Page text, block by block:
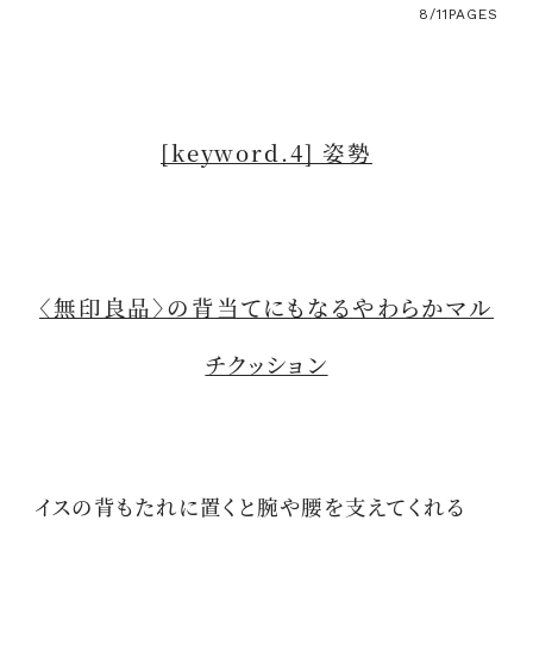
8/11 PAGES
[keyword.4] 姿勢
〈無印良品〉の背当てにもなるやわらかマル
チクッション
イスの背もたれに置くと腕や腰を支えてくれる